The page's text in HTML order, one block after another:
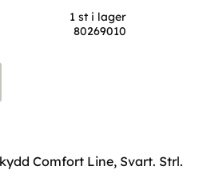
1 st i lager
80269010
Comfort Line, Svart. Strl.